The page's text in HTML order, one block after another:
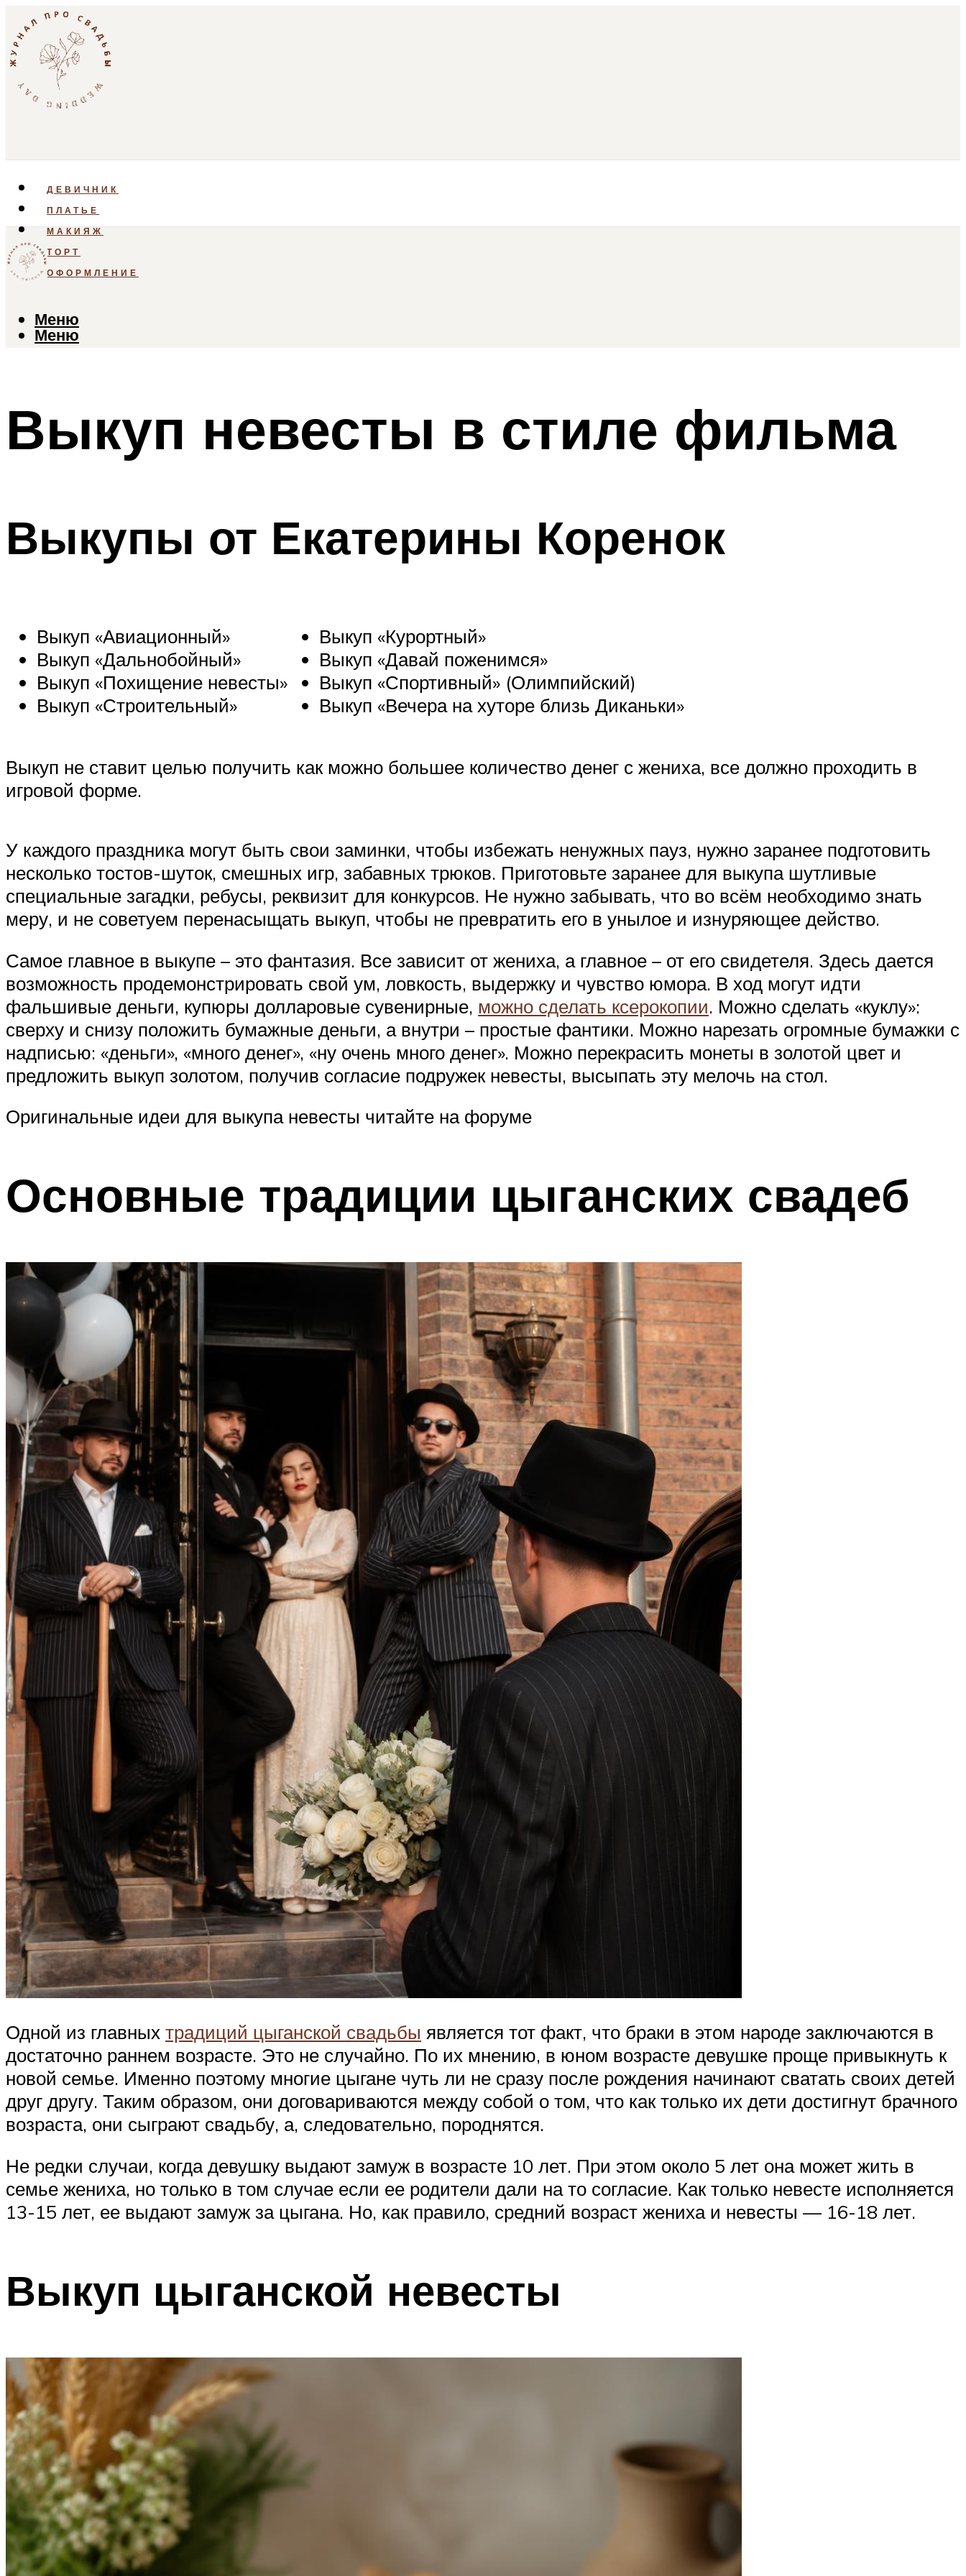
ДЕВИЧНИК
ПЛАТЬЕ
МАКИЯЖ
ТОРТ
ОФОРМЛЕНИЕ
Меню
Меню
Выкуп невесты в стиле фильма
Выкупы от Екатерины Коренок
Выкуп «Авиационный»
Выкуп «Дальнобойный»
Выкуп «Похищение невесты»
Выкуп «Строительный»
Выкуп «Курортный»
Выкуп «Давай поженимся»
Выкуп «Спортивный» (Олимпийский)
Выкуп «Вечера на хуторе близь Диканьки»
Выкуп не ставит целью получить как можно большее количество денег с жениха, все должно проходить в
игровой форме.
У каждого праздника могут быть свои заминки, чтобы избежать ненужных пауз, нужно заранее подготовить
несколько тостов-шуток, смешных игр, забавных трюков. Приготовьте заранее для выкупа шутливые
специальные загадки, ребусы, реквизит для конкурсов. Не нужно забывать, что во всём необходимо знать
меру, и не советуем перенасыщать выкуп, чтобы не превратить его в унылое и изнуряющее действо.
Самое главное в выкупе – это фантазия. Все зависит от жениха, а главное – от его свидетеля. Здесь дается
возможность продемонстрировать свой ум, ловкость, выдержку и чувство юмора. В ход могут идти
фальшивые деньги, купюры долларовые сувенирные, можно сделать ксерокопии. Можно сделать «куклу»:
сверху и снизу положить бумажные деньги, а внутри – простые фантики. Можно нарезать огромные бумажки с
надписью: «деньги», «много денег», «ну очень много денег». Можно перекрасить монеты в золотой цвет и
предложить выкуп золотом, получив согласие подружек невесты, высыпать эту мелочь на стол.
Оригинальные идеи для выкупа невесты читайте на форуме
Основные традиции цыганских свадеб
Одной из главных традиций цыганской свадьбы является тот факт, что браки в этом народе заключаются в
достаточно раннем возрасте. Это не случайно. По их мнению, в юном возрасте девушке проще привыкнуть к
новой семье. Именно поэтому многие цыгане чуть ли не сразу после рождения начинают сватать своих детей
друг другу. Таким образом, они договариваются между собой о том, что как только их дети достигнут брачного
возраста, они сыграют свадьбу, а, следовательно, породнятся.
Не редки случаи, когда девушку выдают замуж в возрасте 10 лет. При этом около 5 лет она может жить в
семье жениха, но только в том случае если ее родители дали на то согласие. Как только невесте исполняется
13-15 лет, ее выдают замуж за цыгана. Но, как правило, средний возраст жениха и невесты — 16-18 лет.
Выкуп цыганской невесты